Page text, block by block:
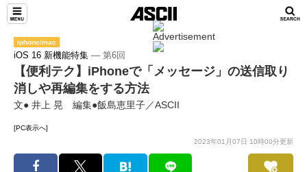
iphone/mac
iOS 16 新機能特集 ― 第6回
【便利テク】iPhoneで「メッセージ」の送信取り
消しや再編集をする方法
文● 井上 晃 編集●飯島恵里子／ASCII
[PC表示へ]
2023年01月07日 10時00分更新